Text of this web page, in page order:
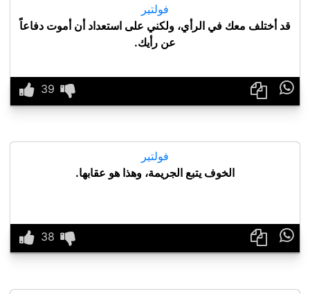
فولتير
قد أختلف معك في الرأي، ولكني على استعداد أن أموت دفاعاً
عن رأيك.

فولتير
الخوف يتبع الجريمة، وهذا هو عقابها.
